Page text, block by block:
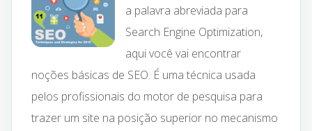
a palavra abreviada para
Search Engine Optimization,
aqui você vai encontrar
noções básicas de SEO. É uma técnica usada
pelos profissionais do motor de pesquisa para
trazer um site na posição superior no mecanismo